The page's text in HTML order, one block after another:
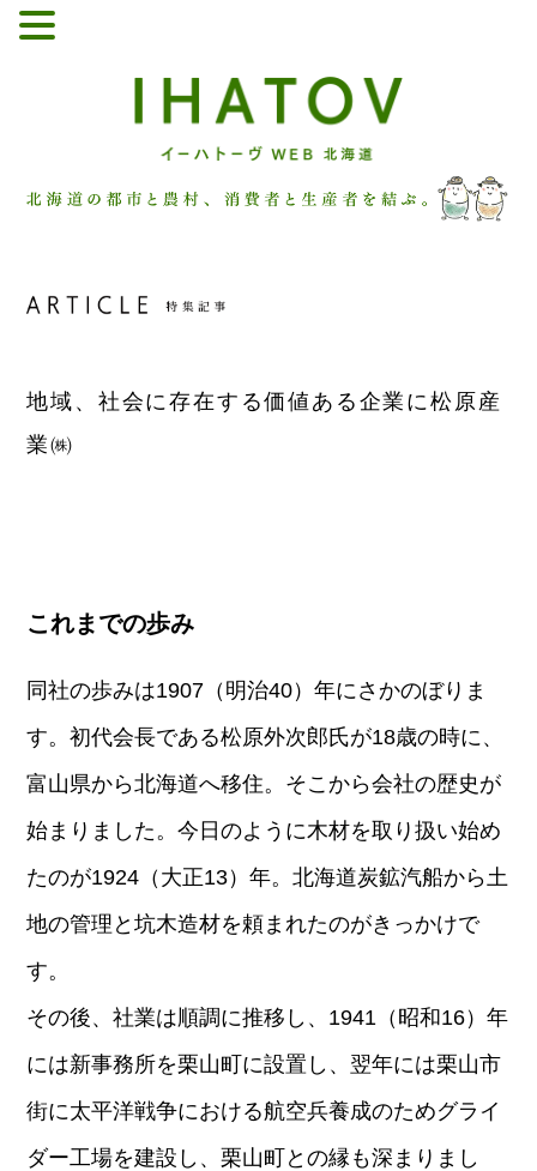
地域、社会に存在する価値ある企業に松原産
業㈱
これまでの歩み
同社の歩みは1907（明治40）年にさかのぼりま
す。初代会長である松原外次郎氏が18歳の時に、
富山県から北海道へ移住。そこから会社の歴史が
始まりました。今日のように木材を取り扱い始め
たのが1924（大正13）年。北海道炭鉱汽船から土
地の管理と坑木造材を頼まれたのがきっかけで
す。
その後、社業は順調に推移し、1941（昭和16）年
には新事務所を栗山町に設置し、翌年には栗山市
街に太平洋戦争における航空兵養成のためグライ
ダー工場を建設し、栗山町との縁も深まりまし